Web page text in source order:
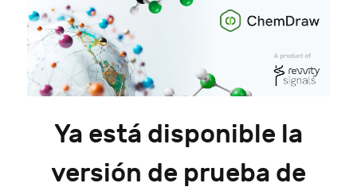
Ya está disponible la
versión de prueba de